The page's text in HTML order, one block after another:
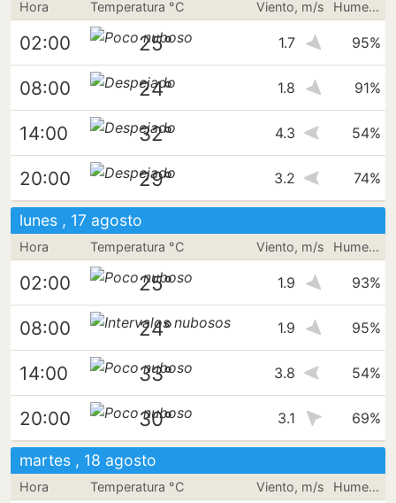
Hora Temperatura °C Viento, m/s Humedad
02:00 25° 1.7 95%
08:00 24° 1.8 91%
14:00 32° 4.3 54%
20:00 29° 3.2 74%
lunes , 17 agosto
Hora Temperatura °C Viento, m/s Humedad
02:00 25° 1.9 93%
08:00 24° 1.9 95%
14:00 33° 3.8 54%
20:00 30° 3.1 69%
martes , 18 agosto
Hora Temperatura °C Viento, m/s Humedad